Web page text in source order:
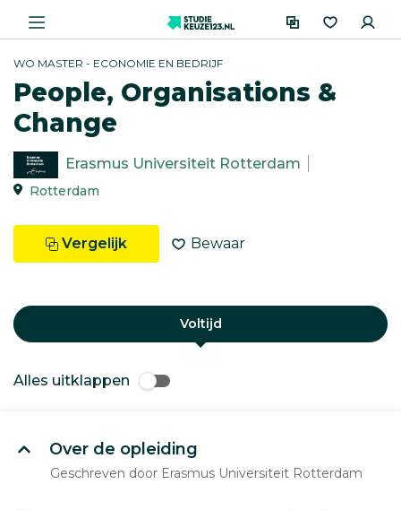
WO MASTER - ECONOMIE EN BEDRIJF
People, Organisations &
Change
Erasmus Universiteit Rotterdam
Rotterdam
Vergelijk Bewaar
Voltijd
Alles uitklappen
Over de opleiding
Geschreven door Erasmus Universiteit Rotterdam